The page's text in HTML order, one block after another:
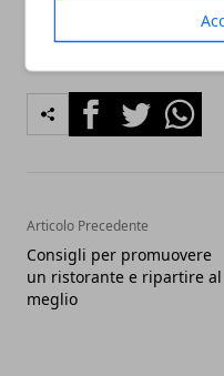
FacebookTwitter
Articolo Precedente
Consigli per promuovere
un ristorante e ripartire al
meglio